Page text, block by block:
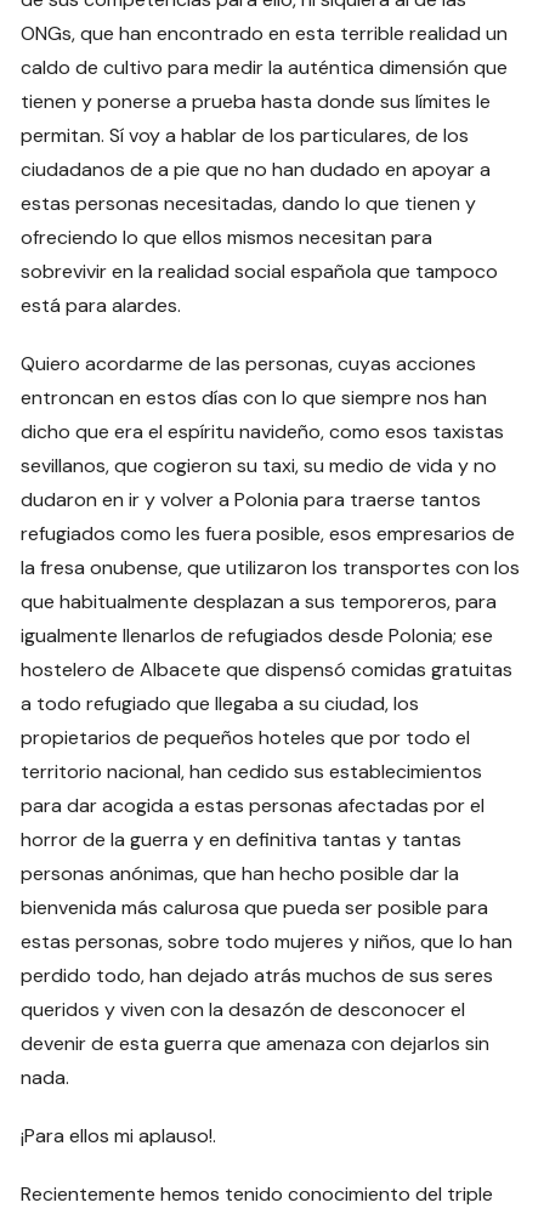
ONGs, que han encontrado en esta terrible realidad un
caldo de cultivo para medir la auténtica dimensión que
tienen y ponerse a prueba hasta donde sus límites le
permitan. Sí voy a hablar de los particulares, de los
ciudadanos de a pie que no han dudado en apoyar a
estas personas necesitadas, dando lo que tienen y
ofreciendo lo que ellos mismos necesitan para
sobrevivir en la realidad social española que tampoco
está para alardes.
Quiero acordarme de las personas, cuyas acciones
entroncan en estos días con lo que siempre nos han
dicho que era el espíritu navideño, como esos taxistas
sevillanos, que cogieron su taxi, su medio de vida y no
dudaron en ir y volver a Polonia para traerse tantos
refugiados como les fuera posible, esos empresarios de
la fresa onubense, que utilizaron los transportes con los
que habitualmente desplazan a sus temporeros, para
igualmente llenarlos de refugiados desde Polonia; ese
hostelero de Albacete que dispensó comidas gratuitas
a todo refugiado que llegaba a su ciudad, los
propietarios de pequeños hoteles que por todo el
territorio nacional, han cedido sus establecimientos
para dar acogida a estas personas afectadas por el
horror de la guerra y en definitiva tantas y tantas
personas anónimas, que han hecho posible dar la
bienvenida más calurosa que pueda ser posible para
estas personas, sobre todo mujeres y niños, que lo han
perdido todo, han dejado atrás muchos de sus seres
queridos y viven con la desazón de desconocer el
devenir de esta guerra que amenaza con dejarlos sin
nada.
¡Para ellos mi aplauso!.
Recientemente hemos tenido conocimiento del triple